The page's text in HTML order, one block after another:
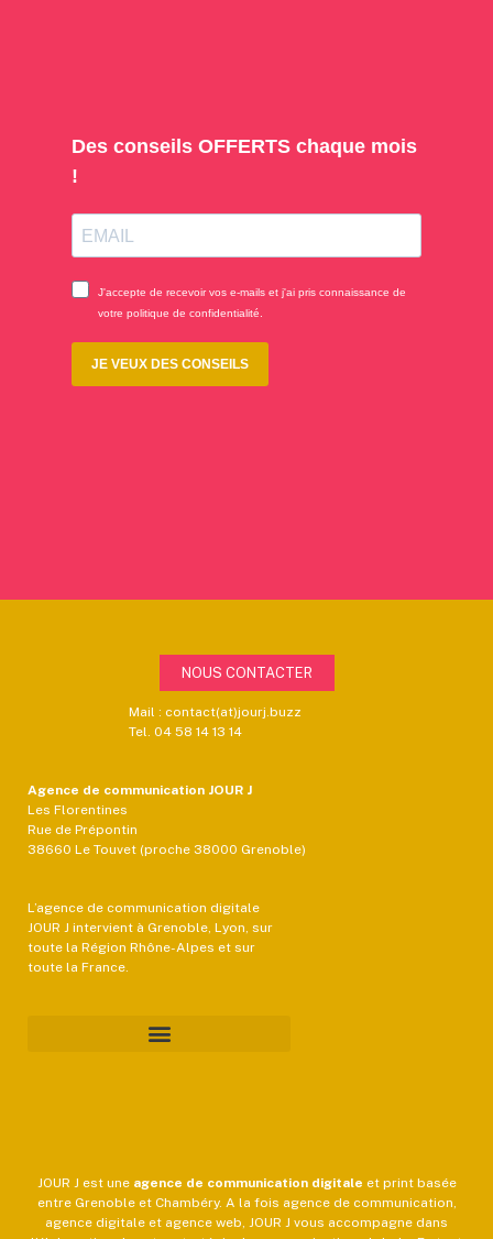
NOUS CONTACTER
Mail : contact(at)jourj.buzz
Tel. 04 58 14 13 14
Agence de communication JOUR J
Les Florentines
Rue de Prépontin
38660 Le Touvet (proche 38000 Grenoble)
L’agence de communication digitale
JOUR J intervient à Grenoble, Lyon, sur
toute la Région Rhône-Alpes et sur
toute la France.
JOUR J est une agence de communication digitale et print basée
entre Grenoble et Chambéry. A la fois agence de communication,
agence digitale et agence web, JOUR J vous accompagne dans